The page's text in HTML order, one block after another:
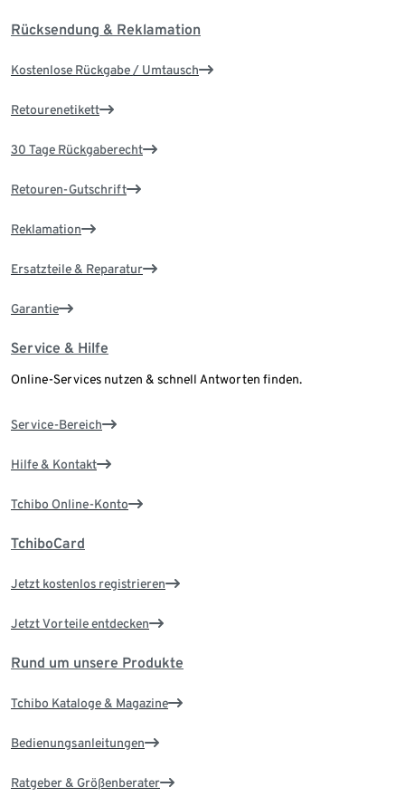
Rücksendung & Reklamation
Kostenlose Rückgabe / Umtausch
Retourenetikett
30 Tage Rückgaberecht
Retouren-Gutschrift
Reklamation
Ersatzteile & Reparatur
Garantie
Service & Hilfe
Online-Services nutzen & schnell Antworten finden.
Service-Bereich
Hilfe & Kontakt
Tchibo Online-Konto
TchiboCard
Jetzt kostenlos registrieren
Jetzt Vorteile entdecken
Rund um unsere Produkte
Tchibo Kataloge & Magazine
Bedienungsanleitungen
Ratgeber & Größenberater